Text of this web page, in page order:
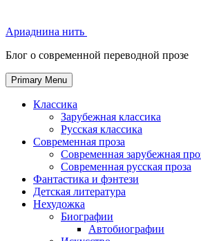
Ариаднина нить
Блог о современной переводной прозе
Primary Menu
Классика
Зарубежная классика
Русская классика
Современная проза
Современная зарубежная
Современная русская проза
Фантастика и фэнтези
Детская литература
Нехудожка
Биографии
Автобиографии